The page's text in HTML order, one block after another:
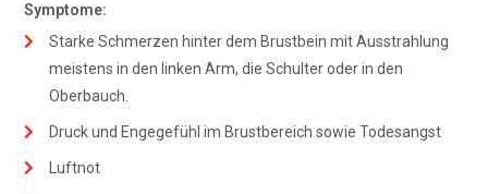
Symptome:
Starke Schmerzen hinter dem Brustbein mit Ausstrahlung
meistens in den linken Arm, die Schulter oder in den
Oberbauch.
Druck und Engegefühl im Brustbereich sowie Todesangst
Luftnot